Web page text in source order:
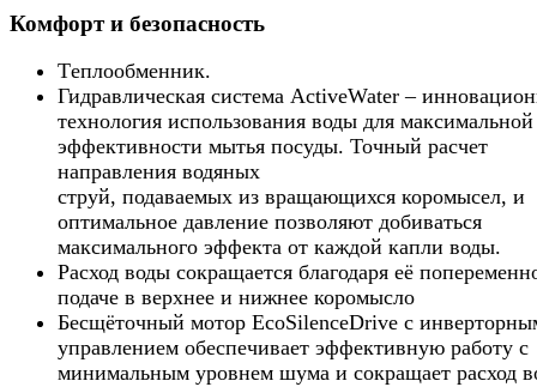
Комфорт и безопасность
Tеплообменник.
Гидравлическая система ActiveWater –
технология использования воды для максимальной
эффективности мытья посуды. Точный расчет
направления водяных
струй, подаваемых из вращающихся коромысел, и
оптимальное давление позволяют добиваться
максимального эффекта от каждой капли воды.
Расход воды сокращается благодаря её
подаче в верхнее и нижнее коромысло
Бесщёточный мотор EcoSilenceDrive с
управлением обеспечивает эффективную работу с
минимальным уровнем шума и сокращает расход